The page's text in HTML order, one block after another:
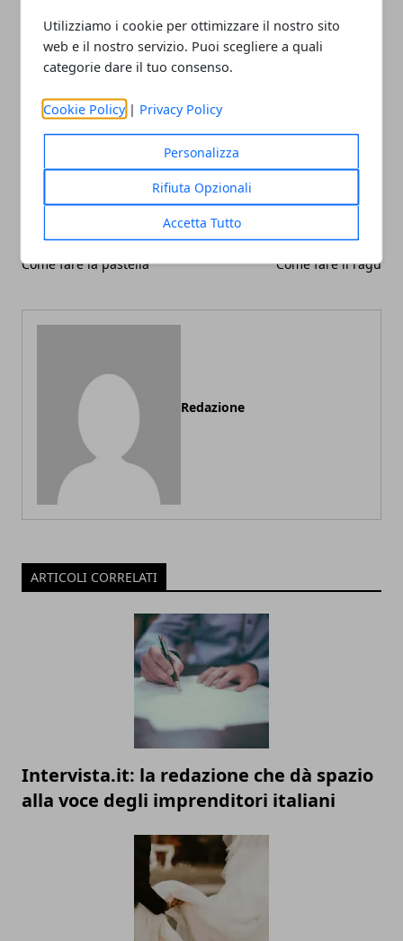
Utilizziamo i cookie per ottimizzare il nostro sito
web e il nostro servizio. Puoi scegliere a quali
categorie dare il tuo consenso.
Cookie Policy | Privacy Policy
Personalizza
Rifiuta Opzionali
Accetta Tutto
effettivamente corrispondente alle nostre esigenze.
Facebook
TwitterWhatsapp
Articolo Precedente
Come fare la pastella
Articolo Successivo
Come fare il ragù
Redazione
ARTICOLI CORRELATI
Intervista.it: la redazione che dà spazio
alla voce degli imprenditori italiani